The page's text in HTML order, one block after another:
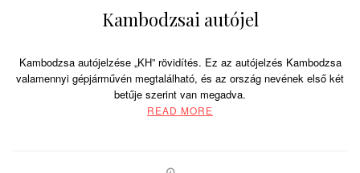
Kambodzsai autójel
Kambodzsa autójelzése „KH” rövidítés. Ez az autójelzés Kambodzsa
valamennyi gépjárművén megtalálható, és az ország nevének első két
betűje szerint van megadva.
READ MORE